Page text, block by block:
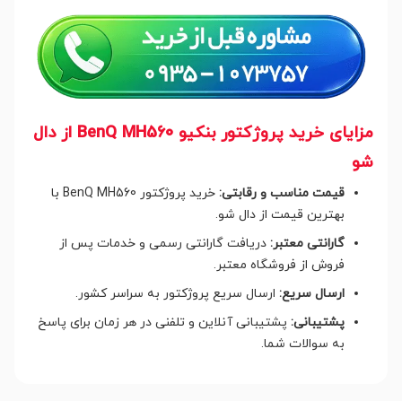
مزایای خرید پروژکتور بنکیو BenQ MH560 از دال
شو
قیمت مناسب و رقابتی:
خرید پروژکتور BenQ MH560 با
بهترین قیمت از دال شو.
گارانتی معتبر: دریافت گارانتی رسمی و خدمات پس از
فروش از فروشگاه معتبر.
ارسال سریع: ارسال سریع پروژکتور به سراسر کشور.
پشتیبانی: پشتیبانی آنلاین و تلفنی در هر زمان برای پاسخ
به سوالات شما.